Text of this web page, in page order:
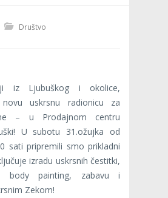
Društvo
iz Ljubuškog i okolice,
uskrsnu radionicu za
– u Prodajnom centru
U subotu 31.ožujka od
sati pripremili smo prikladni
izradu uskrsnih čestitki,
body painting, zabavu i
Zekom!